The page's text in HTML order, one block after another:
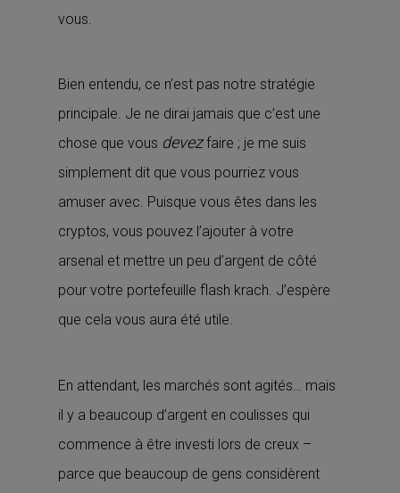
vous.
Bien entendu, ce n’est pas notre stratégie
principale. Je ne dirai jamais que c’est une
chose que vous devezfaire ; je me suis
simplement dit que vous pourriez vous
amuser avec. Puisque vous êtes dans les
cryptos, vous pouvez l’ajouter à votre
arsenal et mettre un peu d’argent de côté
pour votre portefeuille flash krach. J’espère
que cela vous aura été utile.
En attendant, les marchés sont agités… mais
il y a beaucoup d’argent en coulisses qui
commence à être investi lors de creux –
parce que beaucoup de gens considèrent